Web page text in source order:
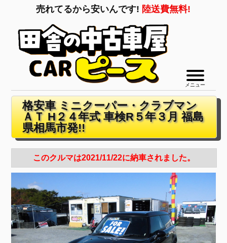
売れてるから安いんです! 陸送費無料!
メニュー
格安車 ミニクーパー・クラブマン
ＡＴ H２４年式 車検R５年３月 福島
県相馬市発!!
このクルマは2021/11/22に納車されました。